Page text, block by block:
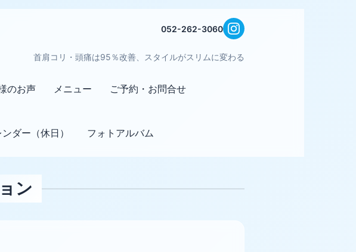
052-262-3060
首肩コリ・頭痛は95％改善、スタイルがスリムに変わる
のお声 メニュー ご予約・お問合せ
ダー（休日） フォトアルバム
ン